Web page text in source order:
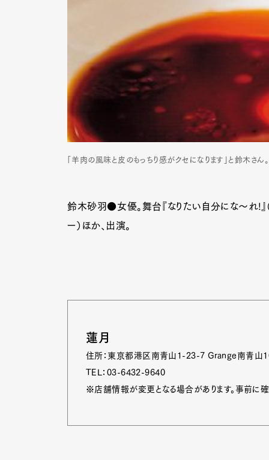
Pen
「羊肉の風味と皮のもっちり感がクセになります」と鈴木さ
鈴木砂羽●女優。舞台『なりたい自分にな～れ!』
ー）ほか、出演。
蓮月
住所：東京都港区南青山1-23-7 Grange南青
TEL：03-6432-9640
※店舗情報が変更となる場合があります。事前に確